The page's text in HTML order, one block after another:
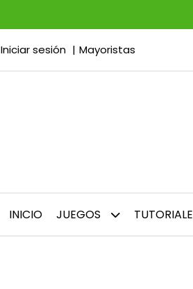
Iniciar sesión Mayoristas
INICIO JUEGOS